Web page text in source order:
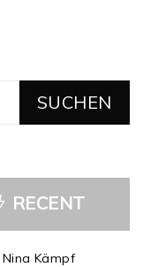
RECENT
Nina Kämpf